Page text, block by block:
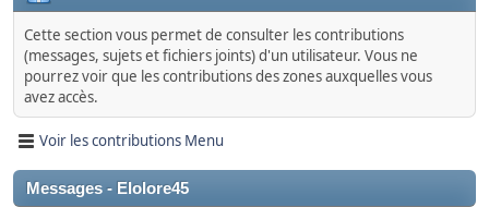
Cette section vous permet de consulter les contributions
(messages, sujets et fichiers joints) d'un utilisateur. Vous ne
pourrez voir que les contributions des zones auxquelles vous
avez accès.
Voir les contributions Menu
Messages - Elolore45